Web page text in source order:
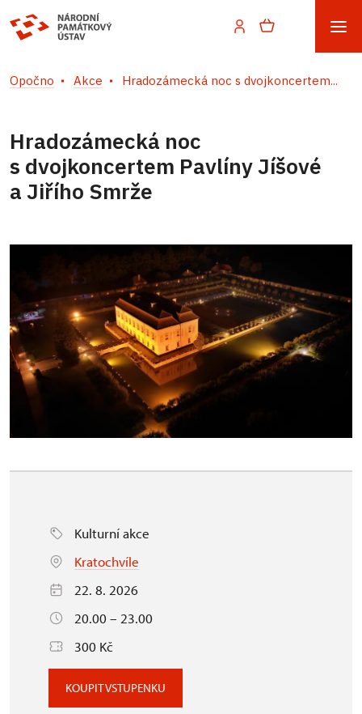
Opočno Akce Hradozámecká noc s dvojkoncertem...
Hradozámecká noc
s dvojkoncertem Pavlíny Jíšové
a Jiřího Smrže
Kulturní akce
Kratochvíle
22. 8. 2026
20.00 – 23.00
300 Kč
KOUPIT VSTUPENKU